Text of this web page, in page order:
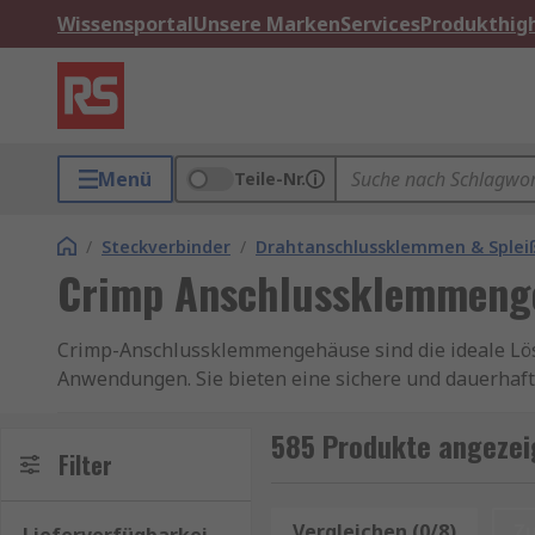
WissensportalUnsere MarkenServices
Menü Teile-Nr.
/ Steckverbinder / Drahtanschlussklemmen &
Crimp
Crimp-Anschlussklemmengehäuse sind die ideale
Anwendungen. Sie bieten eine sichere und
Halterung für die einzelnen Kontakte und sorgen
Filter 585 Produkte